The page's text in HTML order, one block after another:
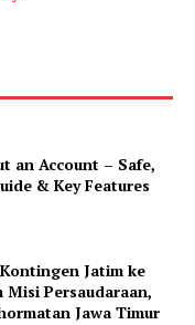
an Account – Safe,
& Key Features
Jatim ke
Misi Persaudaraan,
Jawa Timur